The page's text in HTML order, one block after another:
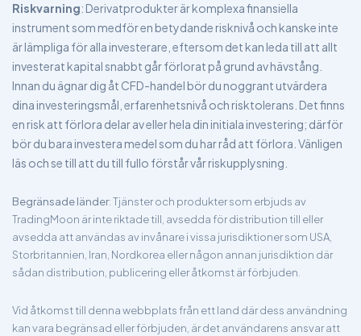
Riskvarning: Derivatprodukter är komplexa finansiella
instrument som medför en betydande risknivå och kanske inte
är lämpliga för alla investerare, eftersom det kan leda till att allt
investerat kapital snabbt går förlorat på grund av hävstång.
Innan du ägnar dig åt CFD-handel bör du noggrant utvärdera
dina investeringsmål, erfarenhetsnivå och risktolerans. Det finns
en risk att förlora delar av eller hela din initiala investering; därför
bör du bara investera medel som du har råd att förlora. Vänligen
läs och se till att du till fullo förstår vår riskupplysning.
Begränsade länder: Tjänster och produkter som erbjuds av
TradingMoon är inte riktade till, avsedda för distribution till eller
avsedda att användas av invånare i vissa jurisdiktioner som USA,
Storbritannien, Iran, Nordkorea eller någon annan jurisdiktion där
sådan distribution, publicering eller åtkomst är förbjuden.
Vid åtkomst till denna webbplats från ett land där dess användning
kan vara begränsad eller förbjuden, är det användarens ansvar att